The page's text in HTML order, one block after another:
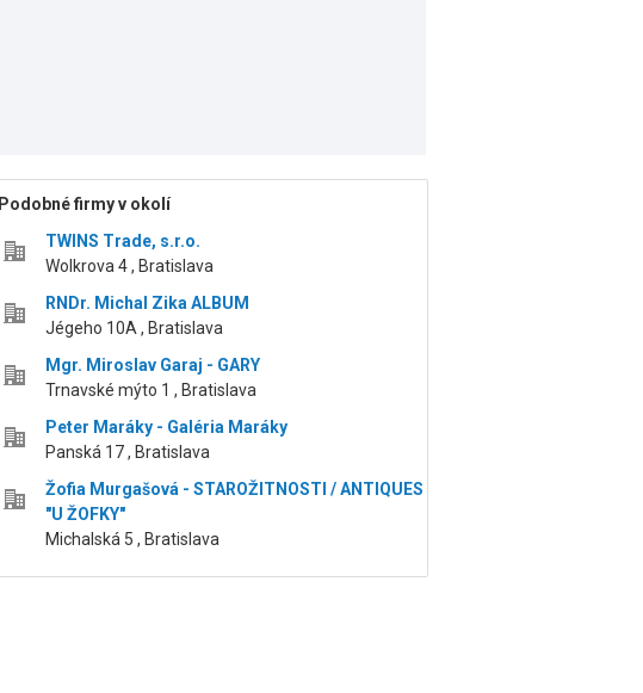
Podobné firmy v okolí
TWINS Trade, s.r.o.
Wolkrova 4 , Bratislava
RNDr. Michal Zika ALBUM
Jégeho 10A , Bratislava
Mgr. Miroslav Garaj - GARY
Trnavské mýto 1 , Bratislava
Peter Maráky - Galéria Maráky
Panská 17 , Bratislava
Žofia Murgašová - STAROŽITNOSTI / ANTIQUES
"U ŽOFKY"
Michalská 5 , Bratislava